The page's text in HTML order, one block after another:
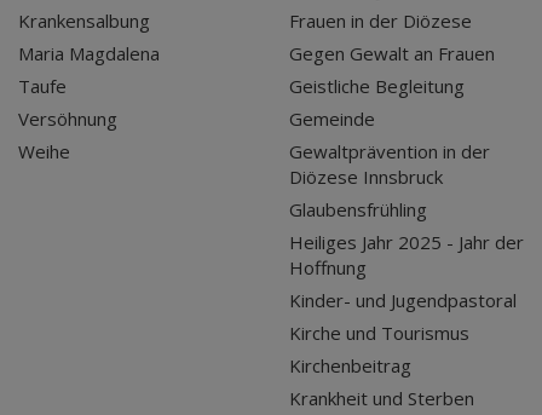
Krankensalbung
Maria Magdalena
Taufe
Versöhnung
Weihe
Frauen in der Diözese
Gegen Gewalt an Frauen
Geistliche Begleitung
Gemeinde
Gewaltprävention in der
Diözese Innsbruck
Glaubensfrühling
Heiliges Jahr 2025 - Jahr der
Hoffnung
Kinder- und Jugendpastoral
Kirche und Tourismus
Kirchenbeitrag
Krankheit und Sterben